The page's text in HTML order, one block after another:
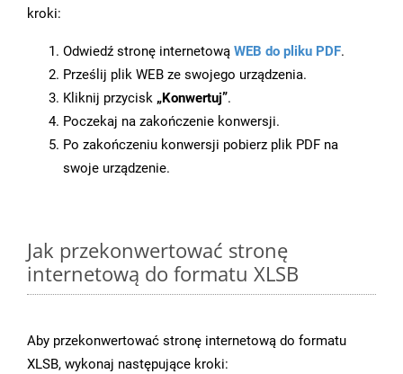
kroki:
Odwiedź stronę internetową WEB do pliku PDF.
Prześlij plik WEB ze swojego urządzenia.
Kliknij przycisk „Konwertuj”.
Poczekaj na zakończenie konwersji.
Po zakończeniu konwersji pobierz plik PDF na
swoje urządzenie.
Jak przekonwertować stronę
internetową do formatu XLSB
Aby przekonwertować stronę internetową do formatu
XLSB, wykonaj następujące kroki: